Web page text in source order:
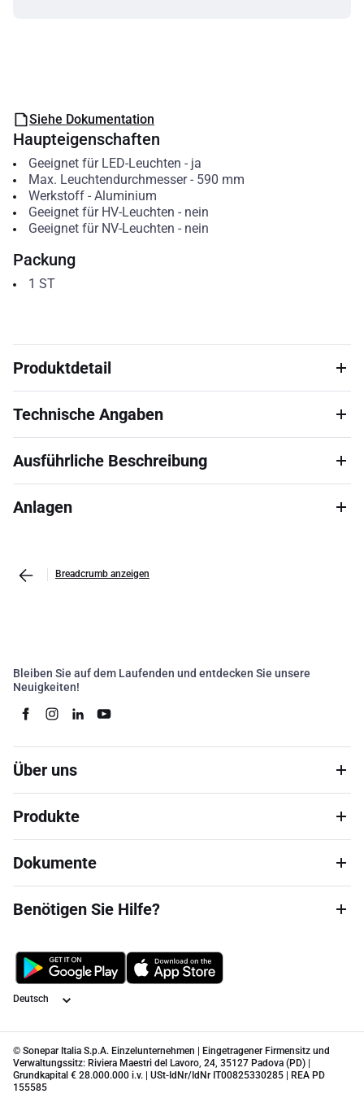
Siehe Dokumentation
Haupteigenschaften
Geeignet für LED-Leuchten - ja
Max. Leuchtendurchmesser- 590 mm
Werkstoff- Aluminium
Geeignet für HV-Leuchten - nein
Geeignet für NV-Leuchten - nein
Packung
1 ST
Produktdetail
Technische Angaben
Ausführliche Beschreibung
Anlagen
Breadcrumb anzeigen
Bleiben Sie auf dem Laufenden und entdecken Sie unsere
Neuigkeiten!
Über uns
Produkte
Dokumente
Benötigen Sie Hilfe?
Sprache
© Sonepar Italia S.p.A. Einzelunternehmen | Eingetragener Firmensitz und
Verwaltungssitz: Riviera Maestri del Lavoro, 24, 35127 Padova (PD) |
Grundkapital € 28.000.000 i.v. | USt-IdNr/IdNr IT00825330285 | REA PD
155585